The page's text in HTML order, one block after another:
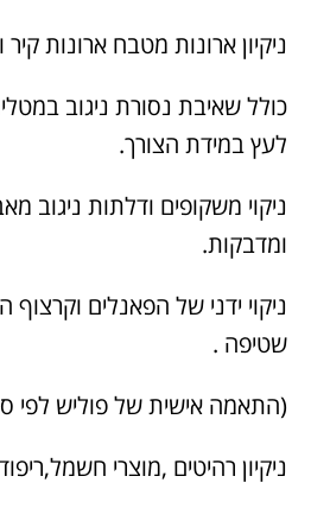
ניקיון ארונות מטבח ארונות קיר
כולל שאיבת נסורת ניגוב
לעץ במידת הצורך.
ניקוי משקופים ודלתות ניגוב
ומדבקות.
ניקוי ידני של הפאנלים
שטיפה .
(התאמה אישית של פוליש לפי
ניקיון רהיטים ,מוצרי